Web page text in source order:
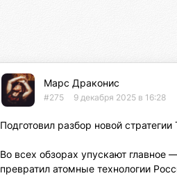
Марс Драконис
#275 9 декабря 2025 в 16:28
Подготовил разбор новой
Во всех обзорах упускают главное
превратил атомные технологии